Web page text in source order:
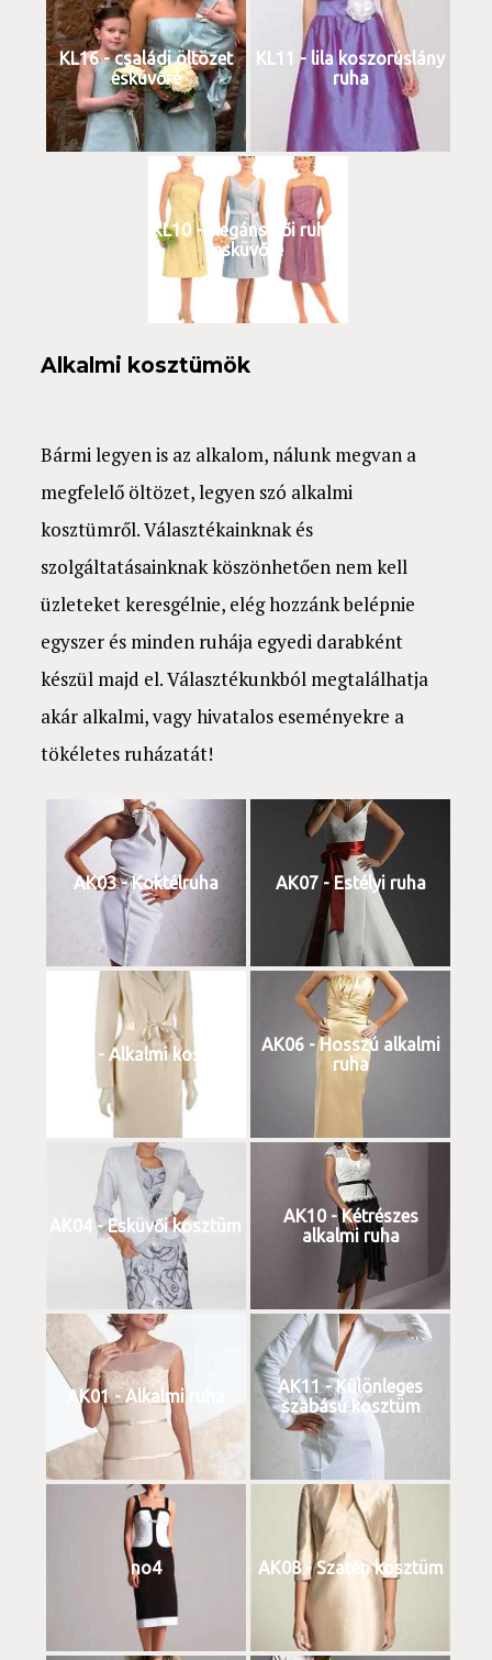
KL16 - családi öltözet
esküvőre
KL11 - lila koszorúslány
ruha
KL10 - elegáns női ruhák
esküvőre
Alkalmi kosztümök
Bármi legyen is az alkalom, nálunk megvan a
megfelelő öltözet, legyen szó alkalmi
kosztümről. Választékainknak és
szolgáltatásainknak köszönhetően nem kell
üzleteket keresgélnie, elég hozzánk belépnie
egyszer és minden ruhája egyedi darabként
készül majd el. Választékunkból megtalálhatja
akár alkalmi, vagy hivatalos eseményekre a
tökéletes ruházatát!
AK03 - Koktélruha AK07 - Estélyi ruha
AK02 - Alkalmi kosztüm
AK06 - Hosszú alkalmi
ruha
AK04 - Esküvői kosztüm
AK10 - Kétrészes
alkalmi ruha
AK01 - Alkalmi ruha
AK11 - Különleges
szabású kosztüm
no4 AK08 - Szatén kosztüm